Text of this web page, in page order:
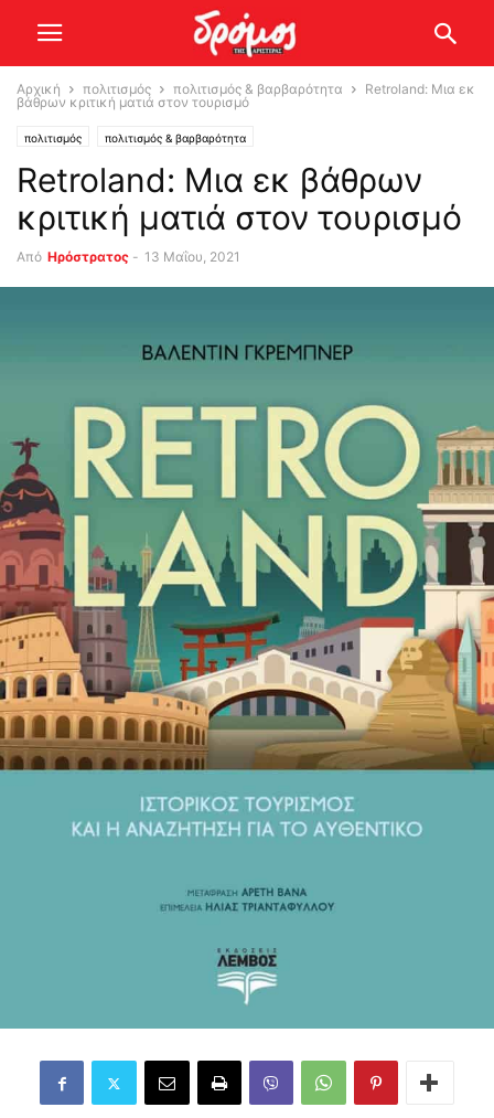
Αρχική πολιτισμός πολιτισμός & βαρβαρότητα
Retroland: Μια εκ
βάθρων κριτική ματιά στον τουρισμό
πολιτισμός πολιτισμός & βαρβαρότητα
Retroland: Μια εκ βάθρων
κριτική ματιά στον τουρισμό
Από Ηρόστρατος - 13 Μαΐου, 2021